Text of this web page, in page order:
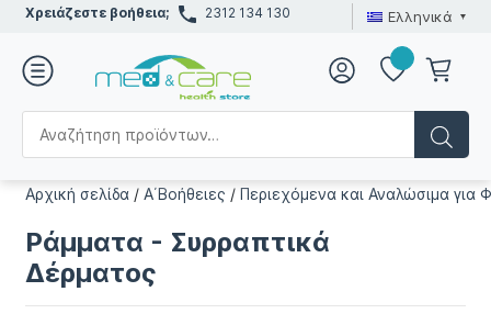
Χρειάζεστε βοήθεια; 2312 134 130 Ελληνικά
Αρχική σελίδα /Α΄Βοήθειες /Περιεχόμενα και Αναλώσιμα για
Ράμματα - Συρραπτικά
Δέρματος